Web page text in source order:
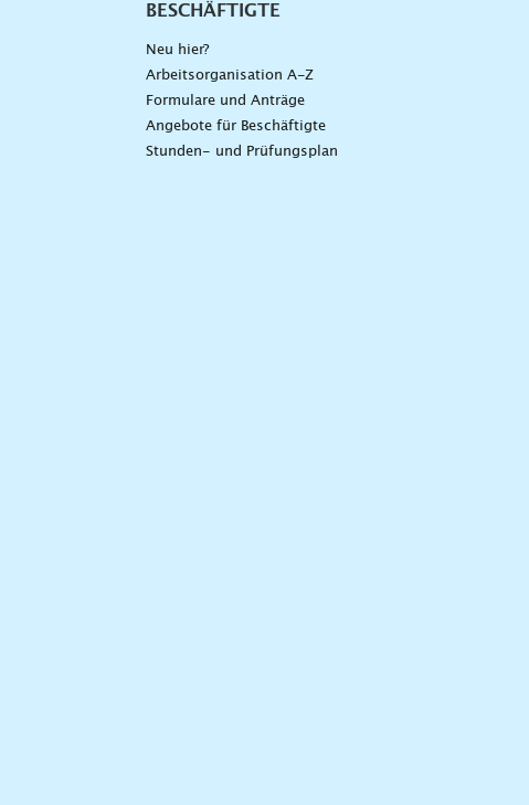
BESCHÄFTIGTE
Neu hier?
Arbeitsorganisation A-Z
Formulare und Anträge
Angebote für Beschäftigte
Stunden- und Prüfungsplan